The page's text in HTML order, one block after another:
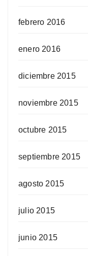
febrero 2016
enero 2016
diciembre 2015
noviembre 2015
octubre 2015
septiembre 2015
agosto 2015
julio 2015
junio 2015